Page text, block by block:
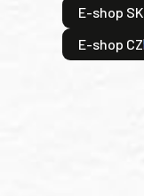
E-shop SK
E-shop CZ